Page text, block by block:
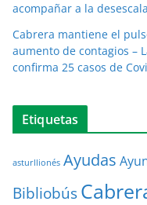
acompañar a la
Cabrera mantiene el
aumento de contagios –
confirma 25 casos de
Etiquetas
asturllionés Ayudas
Bibliobús